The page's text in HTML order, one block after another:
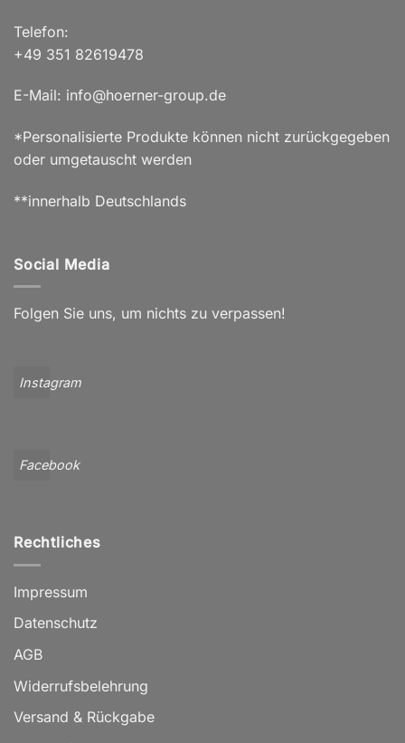
Telefon:
+49 351 82619478
E-Mail: info@hoerner-group.de
*Personalisierte Produkte können nicht zurückgegeben
oder umgetauscht werden
**innerhalb Deutschlands
Social Media
Folgen Sie uns, um nichts zu verpassen!
Instagram
Facebook
Rechtliches
Impressum
Datenschutz
AGB
Widerrufsbelehrung
Versand & Rückgabe